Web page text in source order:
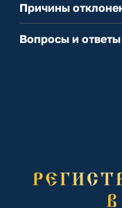
Причины
Вопросы и ответы